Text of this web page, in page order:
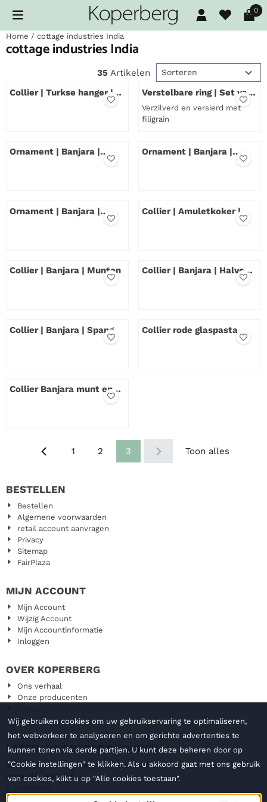
Cookievoorkeuren zijn beschikbaar. Kies instellingen of sta0
Home / cottage industries India
cottage industries India
35 Artikelen Sorteermethode
Collier | Turkse hanger |
Verstelbare ring | Set van
3
Verzilverd en versierd met
filigrain
Ornament | Banjara |
Ornament | Banjara |
Ornament | Banjara |
Collier | Amuletkoker |
Collier | Banjara | Munten
Collier | Banjara | Halve
Collier | Banjara | Spang
Collier rode glaspasta
Collier Banjara munt en
1
2 3 Toon alles
BESTELLEN
Bestellen
Algemene voorwaarden
retail account aanvragen
Privacy
Sitemap
FairPlaza
MIJN ACCOUNT
Mijn Account
Wijzig Account
Mijn Accountinformatie
Inloggen
OVER KOPERBERG
Ons verhaal
Onze producenten
Blog
LATEN WE CONTACT HOUDEN
Schrijf je hier in en wij sturen je twee keer per maand
onze nieuwsbrief.
Wij gebruiken cookies om uw gebruikservaring te optimaliseren,
het webverkeer te analyseren en om gerichte advertenties te
kunnen tonen via derde partijen. U kunt deze beheren door op
"Cookie instellingen" te klikken. Als u akkoord gaat met ons gebruik
van cookies, klikt u op "Alle cookies toestaan".